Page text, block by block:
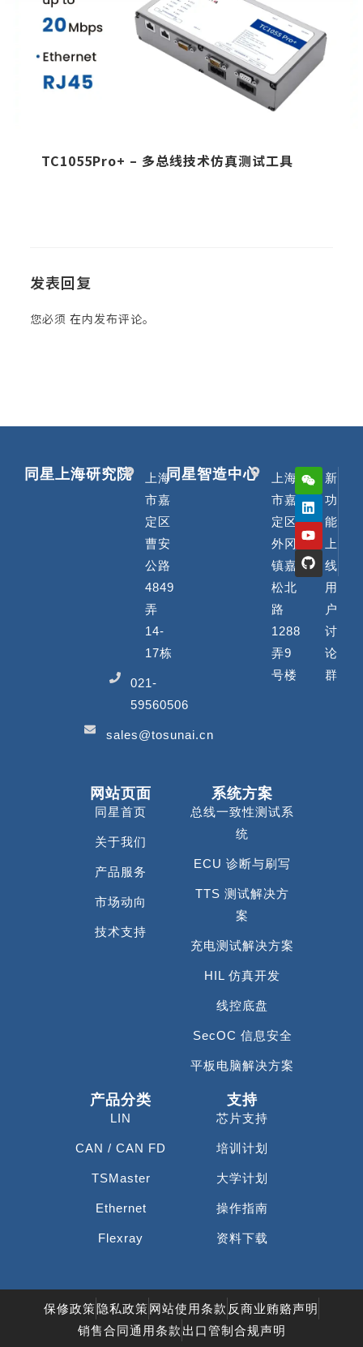
TC1055Pro+ – 多总线技术仿真测试工具
发表回复
您必须 在内发布评论。
同星上海研究院
上海
市嘉
定区
曹安
公路
4849
弄
14-
17栋
021-
59560506
sales@tosunai.cn
同星智造中心
上海
市嘉
定区
外冈
镇嘉
松北
路
1288
弄9
号楼
新
功
能
上
线
用
户
讨
论
群
网站页面
同星首页
关于我们
产品服务
市场动向
技术支持
系统方案
总线一致性测试系
统
ECU 诊断与刷写
TTS 测试解决方
案
充电测试解决方案
HIL 仿真开发
线控底盘
SecOC 信息安全
平板电脑解决方案
产品分类
LIN
CAN / CAN FD
TSMaster
Ethernet
Flexray
支持
芯片支持
培训计划
大学计划
操作指南
资料下载
保修政策隐私政策网站使用条款 反商业贿赂声明
销售合同通用条款 出口管制合规声明